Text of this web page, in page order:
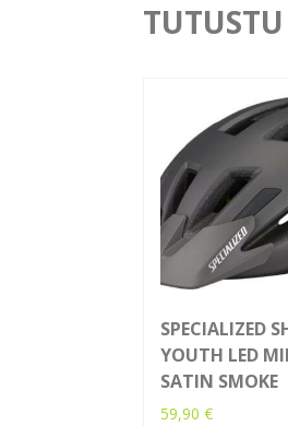
SPECIALIZED
YOUTH LED
SATIN SMOKE
59,90 €